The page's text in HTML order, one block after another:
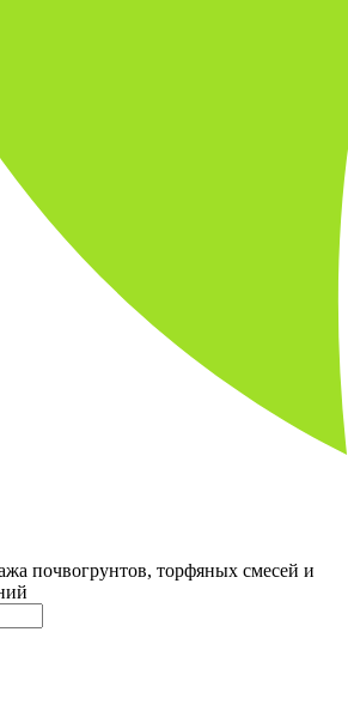
почвогрунтов, торфяных смесей и